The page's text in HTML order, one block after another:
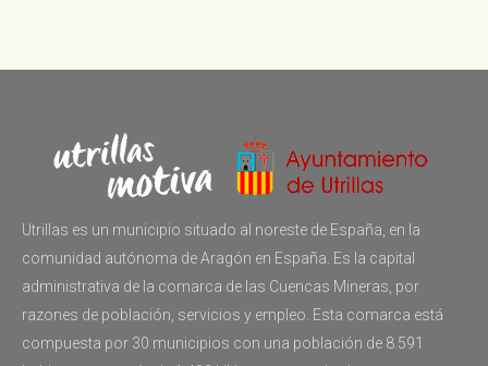
Utrillas es un municipio situado al noreste de España, en la
comunidad autónoma de Aragón en España. Es la capital
administrativa de la comarca de las Cuencas Mineras, por
razones de población, servicios y empleo. Esta comarca está
compuesta por 30 municipios con una población de 8.591